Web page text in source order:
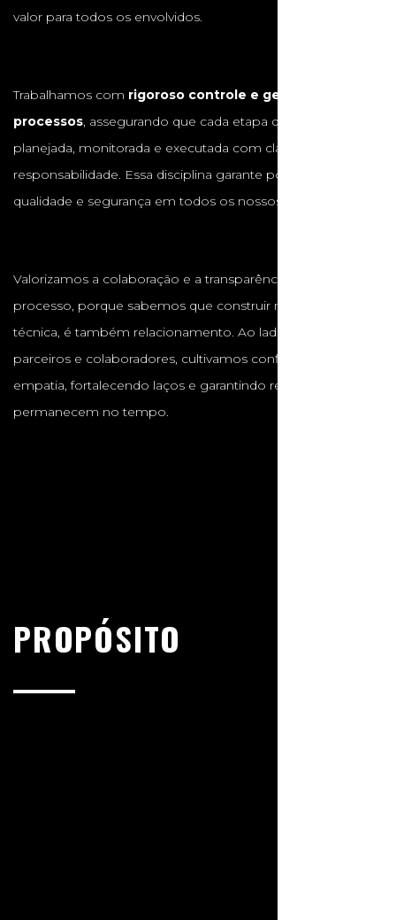
valor para todos os envolvidos.
Trabalhamos com rigoroso controle e gestão de
processos, assegurando que cada etapa da obra seja
planejada, monitorada e executada com clareza e
responsabilidade. Essa disciplina garante pontualidade,
qualidade e segurança em todos os nossos projetos.
Valorizamos a colaboração e a transparência em cada
processo, porque sabemos que construir não é apenas
técnica, é também relacionamento. Ao lado de clientes,
parceiros e colaboradores, cultivamos confiança, respeito e
empatia, fortalecendo laços e garantindo resultados que
permanecem no tempo.
PROPÓSITO